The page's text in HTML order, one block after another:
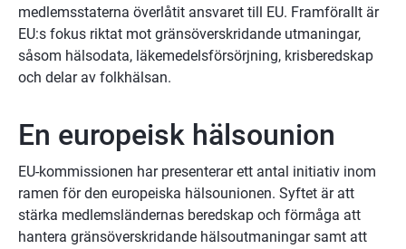
medlemsstaterna överlåtit ansvaret till EU. Framförallt är
EU:s fokus riktat mot gränsöverskridande utmaningar,
såsom hälsodata, läkemedelsförsörjning, krisberedskap
och delar av folkhälsan.
En europeisk hälsounion
EU-kommissionen har presenterar ett antal initiativ inom
ramen för den europeiska hälsounionen. Syftet är att
stärka medlemsländernas beredskap och förmåga att
hantera gränsöverskridande hälsoutmaningar samt att